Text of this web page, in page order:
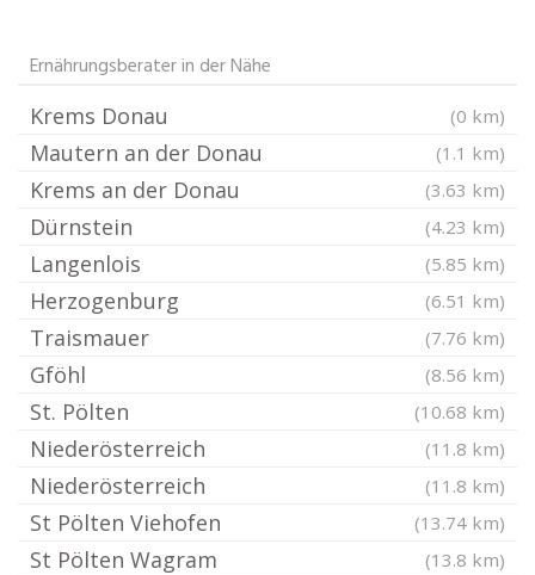
Ernährungsberater in der Nähe
Krems Donau (0 km)
Mautern an der Donau (1.1 km)
Krems an der Donau (3.63 km)
Dürnstein (4.23 km)
Langenlois (5.85 km)
Herzogenburg (6.51 km)
Traismauer (7.76 km)
Gföhl (8.56 km)
St. Pölten (10.68 km)
Niederösterreich (11.8 km)
Niederösterreich (11.8 km)
St Pölten Viehofen (13.74 km)
St Pölten Wagram (13.8 km)